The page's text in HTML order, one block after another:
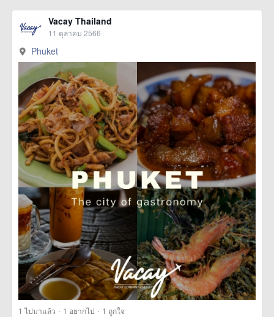
Vacay Thailand
11 ตุลาคม 2566
Phuket
1 ไปมาแล้ว · 1 อยากไป · 1 ถูกใจ